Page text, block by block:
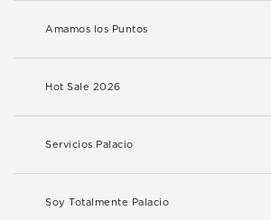
Amamos los Puntos
Hot Sale 2026
Servicios Palacio
Soy Totalmente Palacio